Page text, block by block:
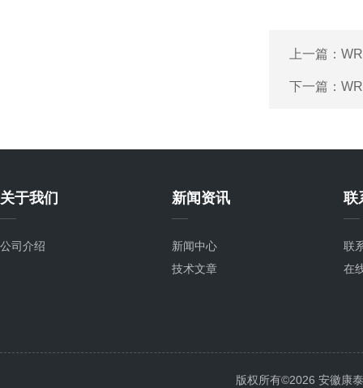
上一篇：
下一篇：
关于我们
公司介绍
新闻资讯
新闻中心
技术文章
联
联
在
版权所有©2026 安徽康